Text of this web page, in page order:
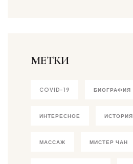
МЕТКИ
COVID-19 БИОГРАФИЯ
ИНТЕРЕСНОЕ ИСТОРИЯ
МАССАЖ МИСТЕР ЧАН